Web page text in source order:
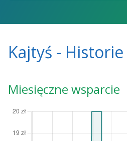
Kajtyś -
Miesięczne wsparcie